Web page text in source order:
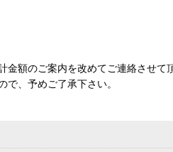
額のご案内を改めてご連絡させて
、予めご了承下さい。